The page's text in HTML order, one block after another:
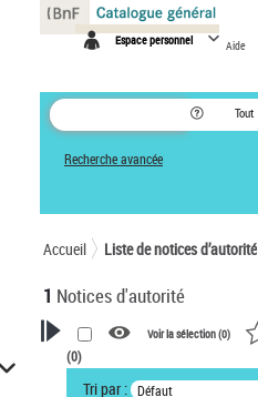
Espace personnel Aide
Tout
Recherche avancée
Accueil Liste de notices d’autorité
1 Notices d'autorité
VOTRE RECHERCHE
Voir la sélection (0)
(0)
Tri par : Défaut
Panneau de gestion des cookies